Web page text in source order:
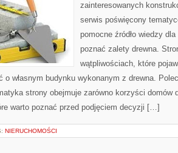
zainteresowanych
serwis poświęcony
pomocne źródło wiedzy
poznać zalety drewna.
wątpliwościach, które
o własnym budynku wykonanym z drewna.
strony obejmuje zarówno korzyści domów
warto poznać przed podjęciem decyzji […]
NIERUCHOMOŚCI